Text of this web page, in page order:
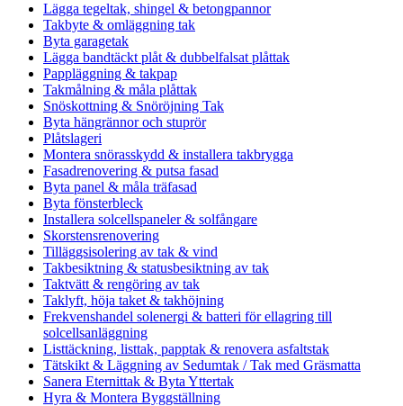
Lägga tegeltak, shingel & betongpannor
Takbyte & omläggning tak
Byta garagetak
Lägga bandtäckt plåt & dubbelfalsat plåttak
Pappläggning & takpap
Takmålning & måla plåttak
Snöskottning & Snöröjning Tak
Byta hängrännor och stuprör
Plåtslageri
Montera snörasskydd & installera takbrygga
Fasadrenovering & putsa fasad
Byta panel & måla träfasad
Byta fönsterbleck
Installera solcellspaneler & solfångare
Skorstensrenovering
Tilläggsisolering av tak & vind
Takbesiktning & statusbesiktning av tak
Taktvätt & rengöring av tak
Taklyft, höja taket & takhöjning
Frekvenshandel solenergi & batteri för ellagring till
solcellsanläggning
Listtäckning, listtak, papptak & renovera asfaltstak
Tätskikt & Läggning av Sedumtak / Tak med Gräsmatta
Sanera Eternittak & Byta Yttertak
Hyra & Montera Byggställning